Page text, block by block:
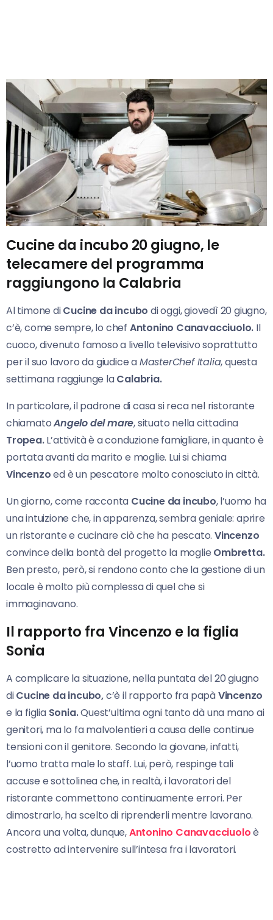
Cucine da incubo 20 giugno, le
telecamere del programma
raggiungono la Calabria
Al timone diCucine da incubo di oggi, giovedì 20 giugno,
c’è, come sempre, lo chef Antonino Canavacciuolo. Il
cuoco, divenuto famoso a livello televisivo soprattutto
per il suo lavoro da giudice aMasterChef Italia, questa
settimana raggiunge laCalabria.
In particolare, il padrone di casa si reca nel ristorante
chiamatoAngelo del mare, situato nella cittadina
Tropea.L’attività è a conduzione famigliare, in quanto è
portata avanti da marito e moglie. Lui si chiama
Vincenzoed è un pescatore molto conosciuto in città.
Un giorno, come racconta Cucine da incubo, l’uomo ha
una intuizione che, in apparenza, sembra geniale: aprire
un ristorante e cucinare ciò che ha pescato. Vincenzo
convince della bontà del progetto la moglie Ombretta.
Ben presto, però, si rendono conto che la gestione di un
locale è molto più complessa di quel che si
immaginavano.
Il rapporto fra Vincenzo e la figlia
Sonia
A complicare la situazione, nella puntata del 20 giugno
diCucine da incubo,c’è il rapporto fra papàVincenzo
e la figlia Sonia.Quest’ultima ogni tanto dà una mano ai
genitori, ma lo fa malvolentieri a causa delle continue
tensioni con il genitore. Secondo la giovane, infatti,
l’uomo tratta male lo staff. Lui, però, respinge tali
accuse e sottolinea che, in realtà, i lavoratori del
ristorante commettono continuamente errori. Per
dimostrarlo, ha scelto di riprenderli mentre lavorano.
Ancora una volta, dunque,Antonino Canavacciuoloè
costretto ad intervenire sull’intesa fra i lavoratori.